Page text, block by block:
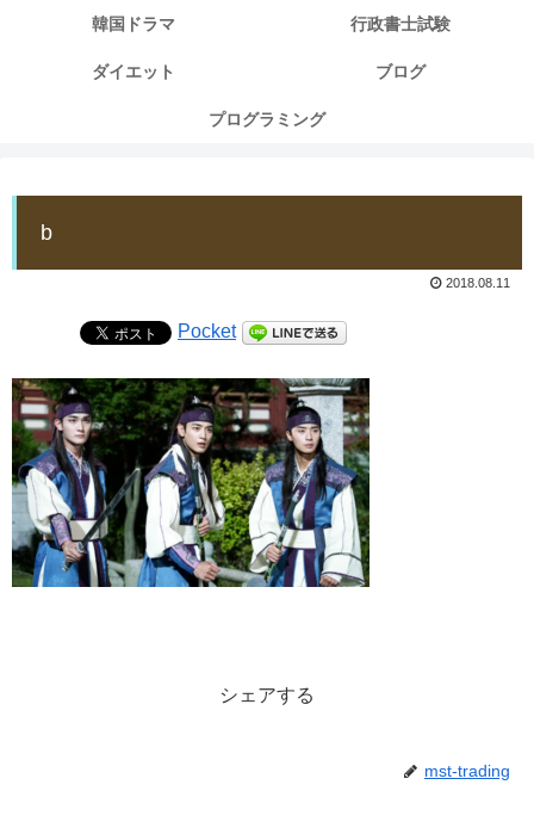
韓国ドラマ 行政書士試験
ダイエット ブログ
プログラミング
b
2018.08.11
Pocket
シェアする
mst-trading